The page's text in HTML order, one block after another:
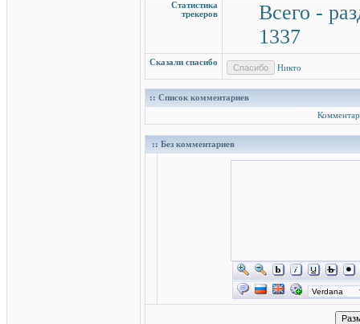
Статистика
трекеров
Всего -
1337
Сказали спасибо
Никто
:: Список комментариев
:: Без комментариев